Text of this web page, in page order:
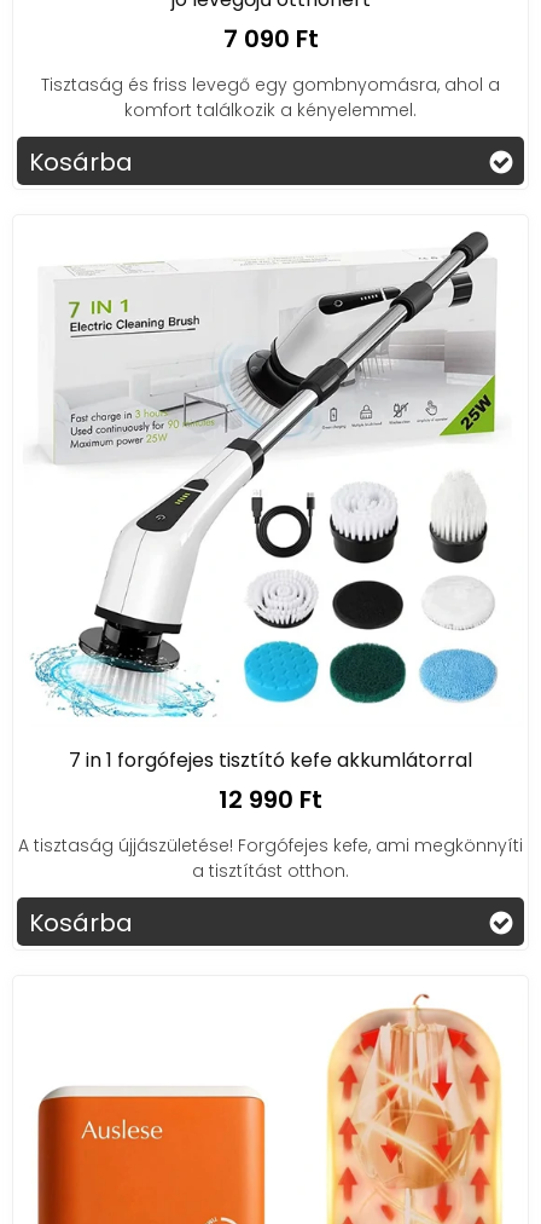
7 090 Ft
Tisztaság és friss levegő egy gombnyomásra, ahol a
komfort találkozik a kényelemmel.
Kosárba
7 in 1 forgófejes tisztító kefe akkumlátorral
12 990 Ft
A tisztaság újjászületése! Forgófejes kefe, ami megkönnyíti
a tisztítást otthon.
Kosárba